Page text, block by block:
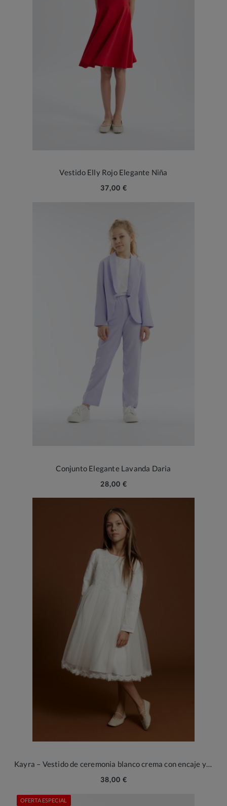
Vestido Elly Rojo Elegante Niña
37,00 €
Conjunto Elegante Lavanda Daria
28,00 €
Kayra – Vestido de ceremonia blanco crema con encaje y tul para niña
38,00 €
OFERTA ESPECIAL